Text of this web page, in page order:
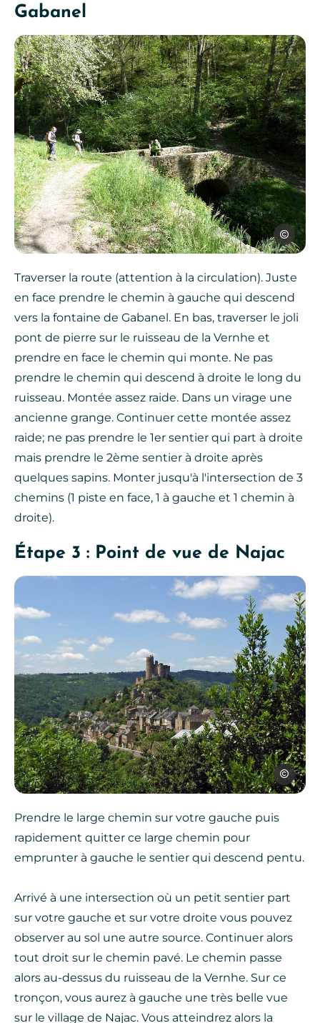
Gabanel
OT Najac
Traverser la route (attention à la circulation). Juste
en face prendre le chemin à gauche qui descend
vers la fontaine de Gabanel. En bas, traverser le joli
pont de pierre sur le ruisseau de la Vernhe et
prendre en face le chemin qui monte. Ne pas
prendre le chemin qui descend à droite le long du
ruisseau. Montée assez raide. Dans un virage une
ancienne grange. Continuer cette montée assez
raide; ne pas prendre le 1er sentier qui part à droite
mais prendre le 2ème sentier à droite après
quelques sapins. Monter jusqu'à l'intersection de 3
chemins (1 piste en face, 1 à gauche et 1 chemin à
droite).
Étape 3 : Point de vue de Najac
Rens
Prendre le large chemin sur votre gauche puis
rapidement quitter ce large chemin pour
emprunter à gauche le sentier qui descend pentu.
Arrivé à une intersection où un petit sentier part
sur votre gauche et sur votre droite vous pouvez
observer au sol une autre source. Continuer alors
tout droit sur le chemin pavé. Le chemin passe
alors au-dessus du ruisseau de la Vernhe. Sur ce
tronçon, vous aurez à gauche une très belle vue
sur le village de Najac. Vous atteindrez alors la